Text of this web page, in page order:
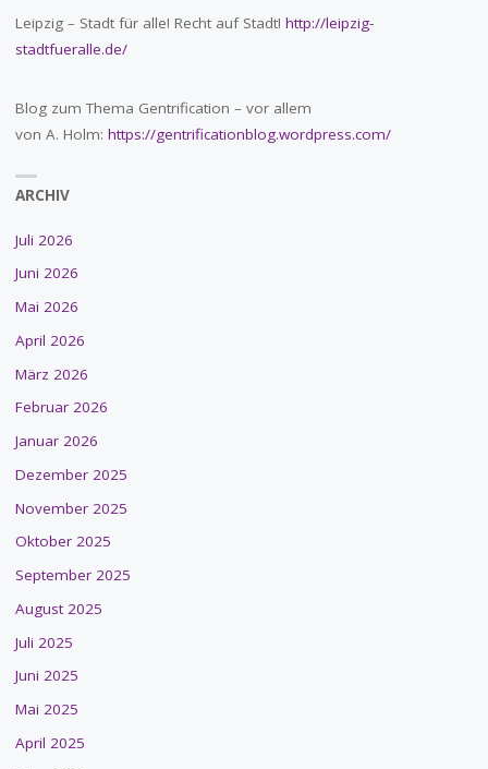
Leipzig – Stadt für alle! Recht auf Stadt! http://leipzig-
stadtfueralle.de/
Blog zum Thema Gentrification – vor allem
von A. Holm: https://gentrificationblog.wordpress.com/
ARCHIV
Juli 2026
Juni 2026
Mai 2026
April 2026
März 2026
Februar 2026
Januar 2026
Dezember 2025
November 2025
Oktober 2025
September 2025
August 2025
Juli 2025
Juni 2025
Mai 2025
April 2025